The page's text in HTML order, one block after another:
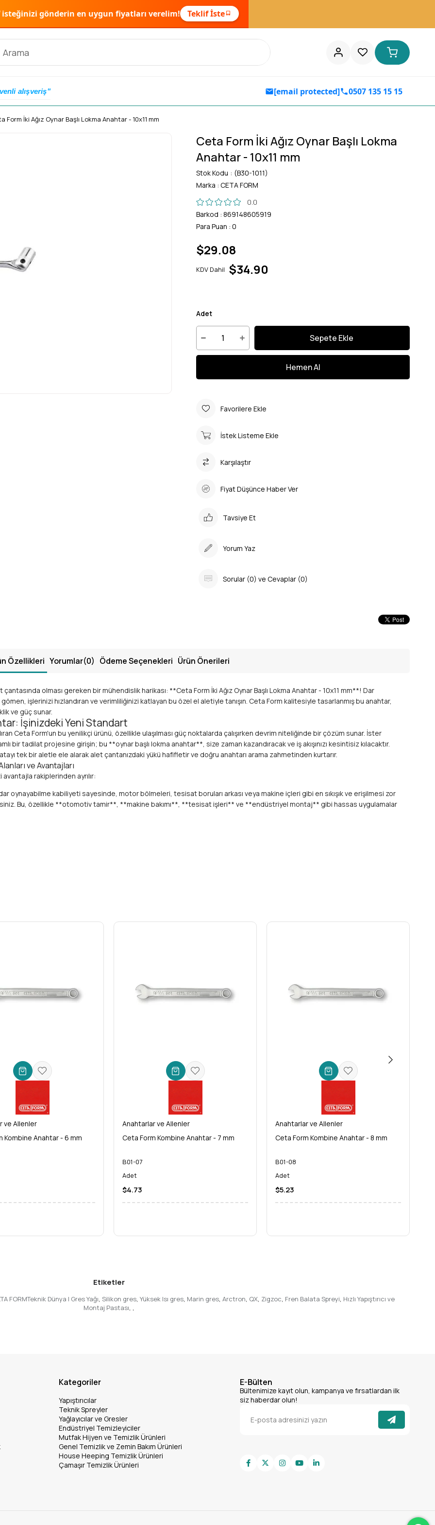
isteğinizi gönderin en uygun fiyatları verelim! Teklif İste
alışveriş" [email protected] 0507 135 15 15
Form İki Ağız Oynar Başlı Lokma Anahtar - 10x11 mm
Ceta Form İki Ağız Oynar Başlı Lokma
Anahtar - 10x11 mm
Stok Kodu
(B30-1011)
Marka : CETA FORM
0.0
Barkod : 869148605919
Para Puan : 0
$29.08
KDV Dahil $34.90
Adet
Favorilere Ekle
İstek Listeme Ekle
Karşılaştır
Fiyat Düşünce Haber Ver
Tavsiye Et
Yorum Yaz
Sorular (0) ve Cevaplar (0)
Özellikleri Yorumlar(0) Ödeme Seçenekleri Ürün Önerileri
çantasında olması gereken bir mühendislik harikası: **Ceta Form İki Ağız Oynar Başlı Lokma Anahtar - 10x11 mm**! Dar
işlerinizi hızlandıran ve verimliliğinizi katlayan bu özel el aletiyle tanışın. Ceta Form kalitesiyle tasarlanmış bu anahtar,
ve güç sunar.
İşinizdeki Yeni Standart
Ceta Form'un bu yenilikçi ürünü, özellikle ulaşılması güç noktalarda çalışırken devrim niteliğinde bir çözüm sunar. İster
tadilat projesine girişin; bu **oynar başlı lokma anahtar**, size zaman kazandıracak ve iş akışınızı kesintisiz kılacaktır.
tek bir aletle ele alarak alet çantanızdaki yükü hafifletir ve doğru anahtarı arama zahmetinden kurtarır.
ve Avantajları
avantajla rakiplerinden ayrılır:
oynayabilme kabiliyeti sayesinde, motor bölmeleri, tesisat boruları arkası veya makine içleri gibi en sıkışık ve erişilmesi zor
Bu, özellikle **otomotiv tamir**, **makine bakımı**, **tesisat işleri** ve **endüstriyel montaj** gibi hassas uygulamalar
180 derece hareket kabiliyeti)
(Cr-V) Çeliği
Bu **çift ağızlı oynar başlı lokma anahtar** da markanın kalite ve inovasyon anlayışının bir ürünüdür. Her bir Ceta Form
performans sergilemesi için tasarlanır. Bu anahtar, sadece bir alet değil, aynı zamanda iş verimliliğinize yapacağınız akıllı
ve Allenler
Kombine Anahtar - 6 mm
Anahtarlar ve Allenler
Ceta Form Kombine Anahtar - 7 mm
B01-07
Adet
$4.73
Anahtarlar ve Allenler
Ceta Form Kombine Anahtar - 8 mm
B01-08
Adet
$5.23
Etiketler
FORMTeknik Dünya | Gres Yağı, Silikon gres, Yüksek Isı gres, Marin gres, Arctron, QX, Zigzoc, Fren Balata Spreyi, Hızlı Yapıştırıcı ve
Montaj Pastası, ,
Kategoriler
Yapıştırıcılar
Teknik Spreyler
Yağlayıcılar ve Gresler
Endüstriyel Temizleyiciler
Mutfak Hijyen ve Temizlik Ürünleri
Genel Temizlik ve Zemin Bakım Ürünleri
House Heeping Temizlik Ürünleri
Çamaşır Temizlik Ürünleri
E-Bülten
Bültenimize kayıt olun, kampanya ve fırsatlardan ilk
siz haberdar olun!